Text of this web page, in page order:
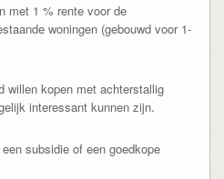
met 1 % rente voor de
woningen (gebouwd voor 1-
willen kopen met achterstallig
interessant kunnen zijn.
subsidie of een goedkope